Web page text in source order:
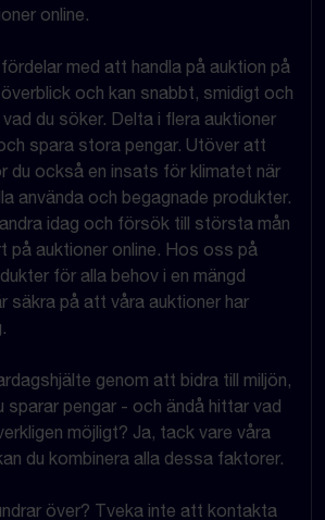
online.
med att handla på auktion på
och kan snabbt, smidigt och
du söker. Delta i flera auktioner
spara stora pengar. Utöver att
du också en insats för klimatet när
använda och begagnade produkter.
idag och försök till största mån
på auktioner online. Hos oss på
för alla behov i en mängd
säkra på att våra auktioner har
genom att bidra till miljön,
sparar pengar - och ändå hittar vad
möjligt? Ja, tack vare våra
du kombinera alla dessa faktorer.
över? Tveka inte att kontakta